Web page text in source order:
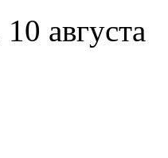
августа